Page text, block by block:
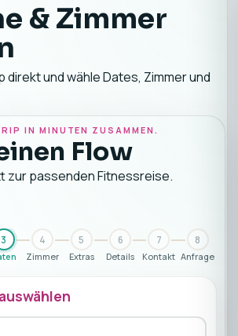
& Zimmer
direkt und wähle Dates, Zimmer und
IN MINUTEN ZUSAMMEN.
Flow
zur passenden Fitnessreise.
3
4
Zimmer
5
Extras
6
Details
7
Kontakt
8
Anfrage